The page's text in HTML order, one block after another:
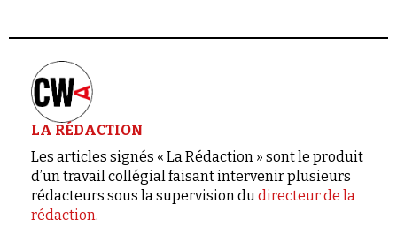
LA RÉDACTION
Les articles signés « La Rédaction » sont le produit
d’un travail collégial faisant intervenir plusieurs
rédacteurs sous la supervision dudirecteur de la
rédaction.